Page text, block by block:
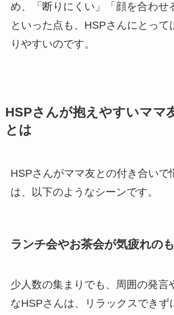
め、「断りにくい」「顔を合わせ
といった点も、HSPさんにとって
りやすいのです。
HSPさんが抱えやすいママ
とは
HSPさんがママ友との付き合いで
は、以下のようなシーンです。
ランチ会やお茶会が気疲れの
少人数の集まりでも、周囲の発言
なHSPさんは、リラックスできず